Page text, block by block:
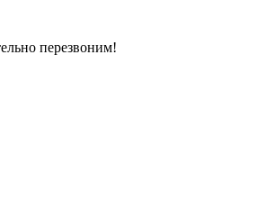
перезвоним!